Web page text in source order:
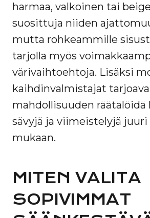
harmaa, valkoinen tai
suosittuja niiden
mutta rohkeammille
tarjolla myös
värivaihtoehtoja. Lisäksi
kaihdinvalmistajat
mahdollisuuden
sävyjä ja viimeistelyjä
mukaan.
MITEN VALITA
SOPIVIMMAT